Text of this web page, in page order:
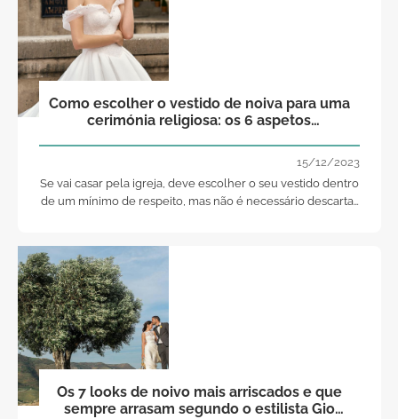
Como escolher o vestido de noiva para uma
cerimónia religiosa: os 6 aspetos
15/12/2023
Se vai casar pela igreja, deve escolher o seu vestido dentro
de um mínimo de respeito, mas não é necessário descartar
Os 7 looks de noivo mais arriscados e que
sempre arrasam segundo o estilista Gio